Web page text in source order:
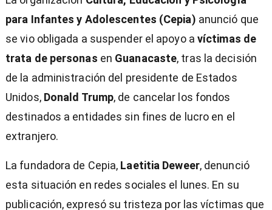
para Infantes y Adolescentes (Cepia) anunció que
se vio obligada a suspender el apoyo a víctimas de
trata de personas en Guanacaste, tras la decisión
de la administración del presidente de Estados
Unidos, Donald Trump, de cancelar los fondos
destinados a entidades sin fines de lucro en el
extranjero.
La fundadora de Cepia, Laetitia Deweer, denunció
esta situación en redes sociales el lunes. En su
publicación, expresó su tristeza por las víctimas que